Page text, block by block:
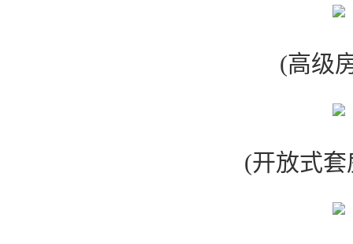
(高级
(开放式